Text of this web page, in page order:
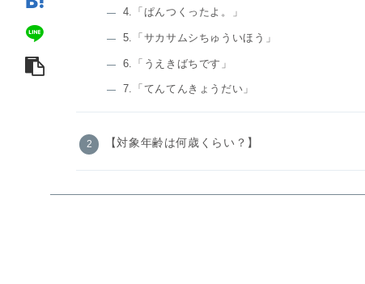
4.「ぱんつくったよ。」
5.「サカサムシちゅういほう」
6.「うえきばちです」
7.「てんてんきょうだい」
【対象年齢は何歳くらい？】